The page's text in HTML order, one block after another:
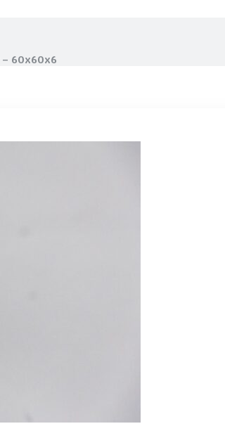
60x60x6